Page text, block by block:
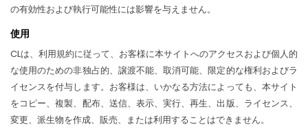
の有効性および執行可能性には影響を与えません。
使用
CLは、利用規約に従って、お客様に本サイトへのアクセスおよび個人的
な使用のための非独占的、譲渡不能、取消可能、限定的な権利およびラ
イセンスを付与します。お客様は、いかなる方法によっても、本サイト
をコピー、複製、配布、送信、表示、実行、再生、出版、ライセンス、
変更、派生物を作成、販売、または利用することはできません。